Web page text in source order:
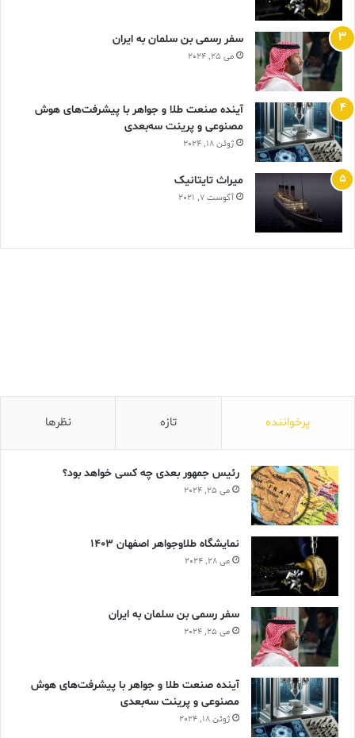
سفر رسمی بن سلمان به ایران
می 25, 2024
آینده صنعت طلا و جواهر با پیشرفت‌های هوش
مصنوعی و پرینت سه‌بعدی
ژوئن 18, 2024
ميراث تايتانيک
آگوست 7, 2021
پرخواننده تازه نظرها
رئیس جمهور بعدی چه کسی خواهد بود؟
می 25, 2024
نمایشگاه طلاوجواهر اصفهان 1403
می 28, 2024
سفر رسمی بن سلمان به ایران
می 25, 2024
آینده صنعت طلا و جواهر با پیشرفت‌های هوش
مصنوعی و پرینت سه‌بعدی
ژوئن 18, 2024